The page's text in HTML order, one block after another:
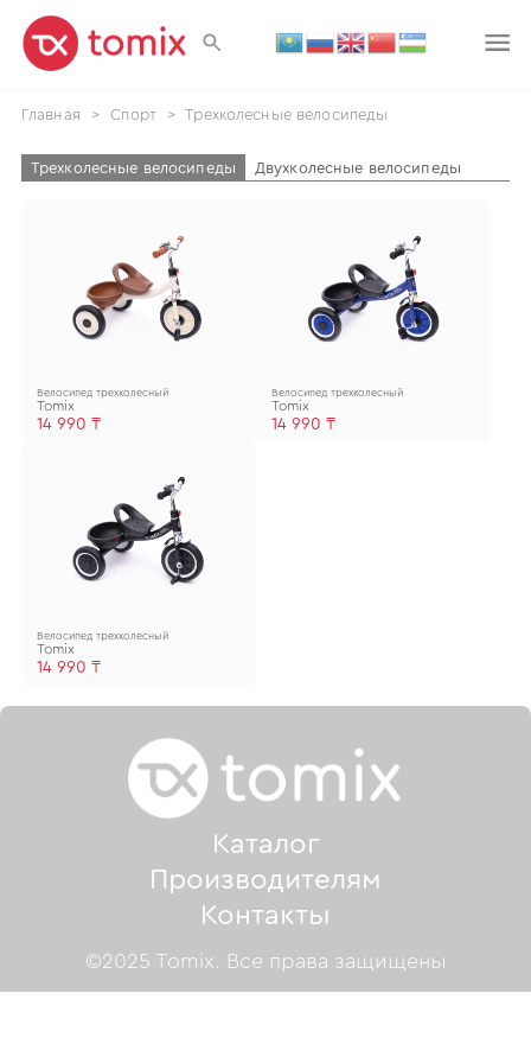
Главная > Спорт > Трехколесные велосипеды
Трехколесные велосипеды Двухколесные велосипеды
Велосипед трехколесный
Tomix
14 990 ₸
Велосипед трехколесный
Tomix
14 990 ₸
Велосипед трехколесный
Tomix
14 990 ₸
Каталог
Производителям
Контакты
©2025 Tomix. Все права защищены